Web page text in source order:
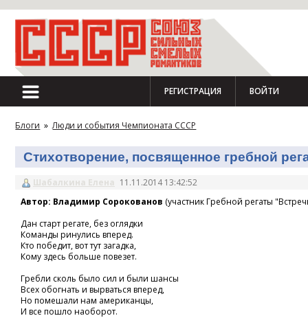
РЕГИСТРАЦИЯ ВОЙТИ
Блоги » Люди и события Чемпионата СССР
Стихотворение, посвященное гребной
Шабалкина Елена 11.11.2014 13:42:52
Автор: Владимир Сорокованов (участник Гребной регаты
Дан старт регате, без оглядки
Команды ринулись вперед.
Кто победит, вот тут загадка,
Кому здесь больше повезет.
Гребли сколь было сил и были шансы
Всех обогнать и вырваться вперед,
Но помешали нам американцы,
И все пошло наоборот.